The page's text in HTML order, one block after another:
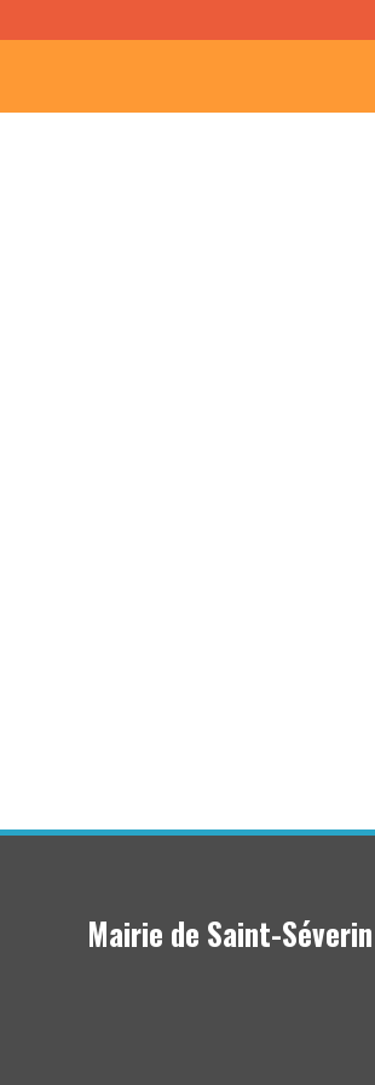
Mairie de Saint-Séverin